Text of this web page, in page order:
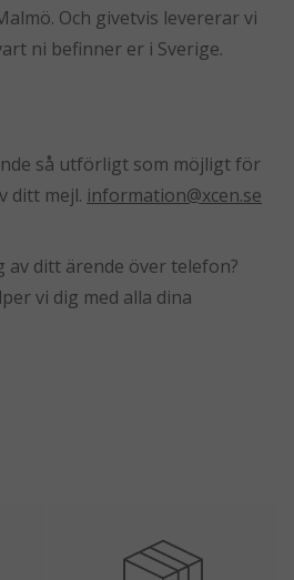
Och givetvis levererar vi
ni befinner er i Sverige.
så utförligt som möjligt för
ditt mejl. information@xcen.se
av ditt ärende över telefon?
vi dig med alla dina